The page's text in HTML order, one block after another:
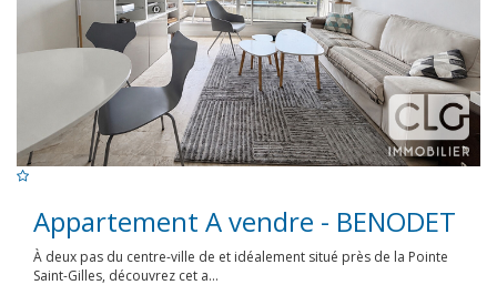
Appartement A vendre - BENODET
À deux pas du centre-ville de et idéalement situé près de la Pointe
Saint-Gilles, découvrez cet a...